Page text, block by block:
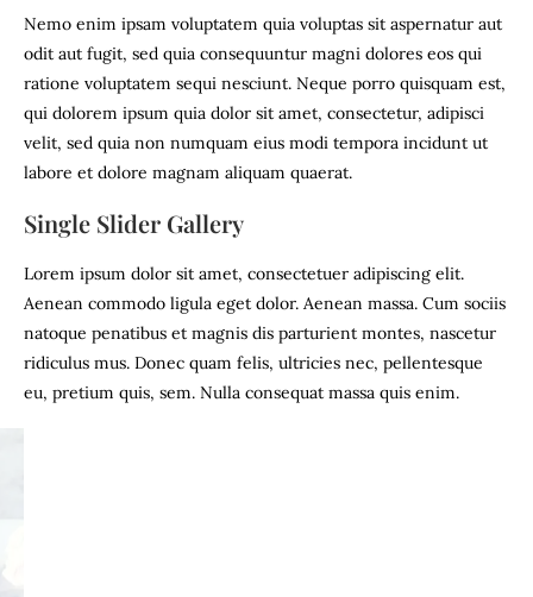
Nemo enim ipsam voluptatem quia voluptas sit aspernatur aut
odit aut fugit, sed quia consequuntur magni dolores eos qui
ratione voluptatem sequi nesciunt. Neque porro quisquam est,
qui dolorem ipsum quia dolor sit amet, consectetur, adipisci
velit, sed quia non numquam eius modi tempora incidunt ut
labore et dolore magnam aliquam quaerat.
Single Slider Gallery
Lorem ipsum dolor sit amet, consectetuer adipiscing elit.
Aenean commodo ligula eget dolor. Aenean massa. Cum sociis
natoque penatibus et magnis dis parturient montes, nascetur
ridiculus mus. Donec quam felis, ultricies nec, pellentesque
eu, pretium quis, sem. Nulla consequat massa quis enim.